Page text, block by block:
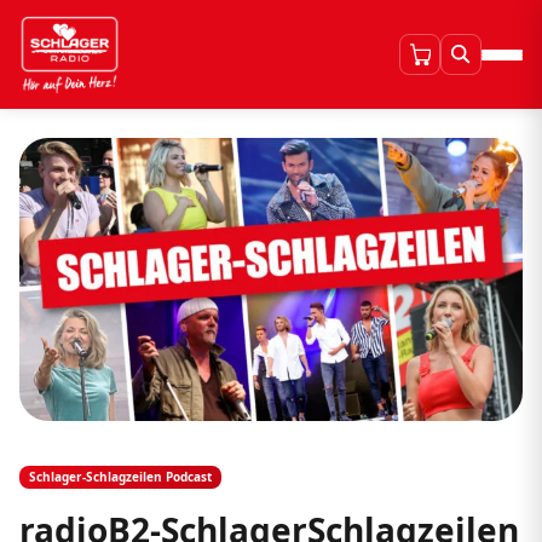
Schlager-Schlagzeilen Podcast
radioB2-SchlagerSchlagzeilen